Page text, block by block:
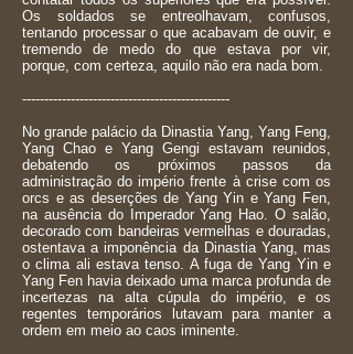
Os soldados se entreolhavam, confusos,
tentando processar o que acabavam de ouvir, e
tremendo de medo do que estava por vir,
porque, com certeza, aquilo não era nada bom.
-----------------------------------------------
No grande palácio da Dinastia Yang, Yang Feng,
Yang Chao e Yang Gengi estavam reunidos,
debatendo os próximos passos da
administração do império frente à crise com os
orcs e as deserções de Yang Yin e Yang Fen,
na ausência do Imperador Yang Hao. O salão,
decorado com bandeiras vermelhas e douradas,
ostentava a imponência da Dinastia Yang, mas
o clima ali estava tenso. A fuga de Yang Yin e
Yang Fen havia deixado uma marca profunda de
incertezas na alta cúpula do império, e os
regentes temporários lutavam para manter a
ordem em meio ao caos iminente.